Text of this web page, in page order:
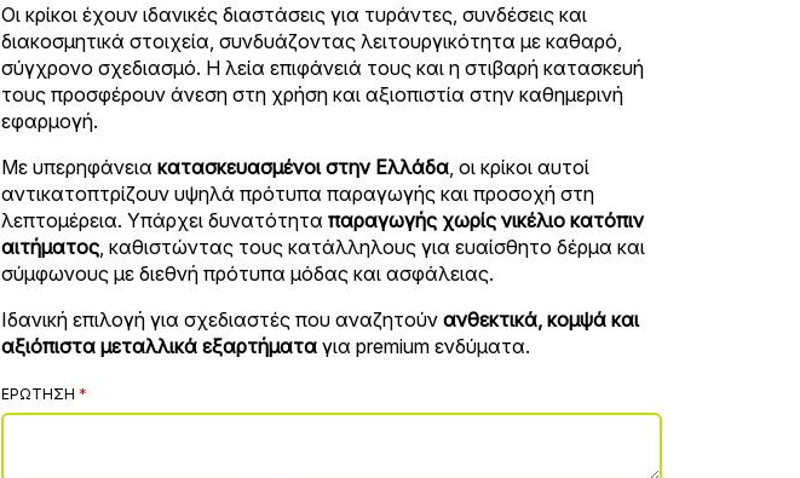
Oι κρίκοι έχουν ιδανικές διαστάσεις για τυράντες, συνδέσεις και
διακοσμητικά στοιχεία, συνδυάζοντας λειτουργικότητα με καθαρό,
σύγχρονο σχεδιασμό. Η λεία επιφάνειά τους και η στιβαρή κατασκευή
τους προσφέρουν άνεση στη χρήση και αξιοπιστία στην καθημερινή
εφαρμογή.
Με υπερηφάνεια κατασκευασμένοι στην Ελλάδα , οι κρίκοι αυτοί
αντικατοπτρίζουν υψηλά πρότυπα παραγωγής και προσοχή στη
λεπτομέρεια. Υπάρχει δυνατότητα παραγωγής χωρίς νικέλιο κατόπιν
αιτήματος , καθιστώντας τους κατάλληλους για ευαίσθητο δέρμα και
σύμφωνους με διεθνή πρότυπα μόδας και ασφάλειας.
Ιδανική επιλογή για σχεδιαστές που αναζητούν ανθεκτικά, κομψά και
αξιόπιστα μεταλλικά εξαρτήματα για premium ενδύματα.
ΕΡΏΤΗΣΗ